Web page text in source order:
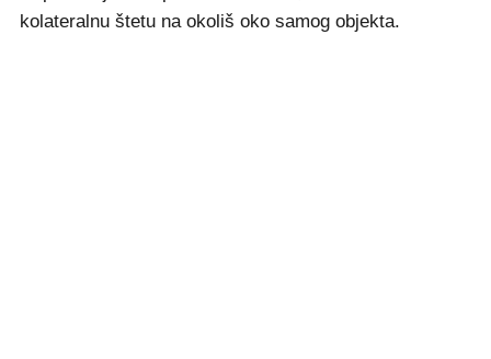
kolateralnu štetu na okoliš oko samog objekta.